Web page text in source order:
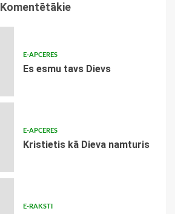
Komentētākie
E-APCERES
Es esmu tavs Dievs
E-APCERES
Kristietis kā Dieva namturis
E-RAKSTI